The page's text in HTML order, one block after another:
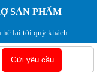
SẢN PHẨM
lại tới quý khách.